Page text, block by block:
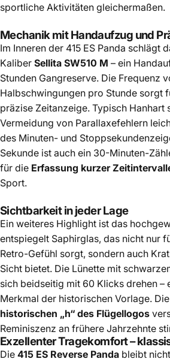
sportliche Aktivitäten gleichermaßen.
Mechanik mit Handaufzug und
Im Inneren der 415 ES Panda schlägt
Kaliber Sellita SW510 M – ein
Stunden Gangreserve. Die Frequenz
Halbschwingungen pro Stunde sorgt
präzise Zeitanzeige. Typisch Hanhart
Vermeidung von Parallaxefehlern
des Minuten- und
Sekunde ist auch ein 30-Minuten-
für die Erfassung kurzer
Sport.
Sichtbarkeit in jeder Lage
Ein weiteres Highlight ist das
entspiegelt Saphirglas, das nicht nur
Retro-Gefühl sorgt, sondern auch
Sicht bietet. Die Lünette mit
sich beidseitig mit 60 Klicks drehen –
Merkmal der historischen Vorlage.
historischen „h“ des Flügellogos
Reminiszenz an frühere Jahrzehnte
Exzellenter Tragekomfort –
Die 415 ES Reverse Panda bleibt